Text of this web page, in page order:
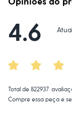
Plus size
Blusas e Camisetas
Jeans
Vestidos
Masculino
4.6
Total de 822937
Compre essa peça e